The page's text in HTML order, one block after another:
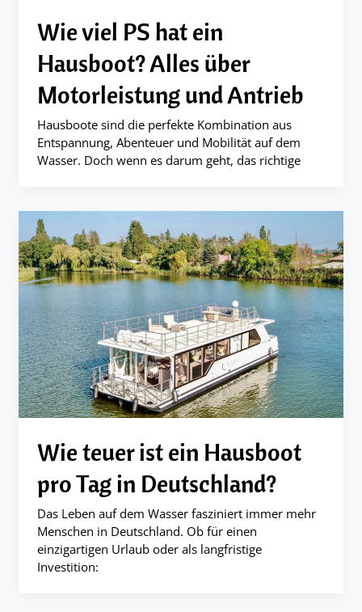
Wie viel PS hat ein
Hausboot? Alles über
Motorleistung und Antrieb
Hausboote sind die perfekte Kombination aus
Entspannung, Abenteuer und Mobilität auf dem
Wasser. Doch wenn es darum geht, das richtige
Wie teuer ist ein Hausboot
pro Tag in Deutschland?
Das Leben auf dem Wasser fasziniert immer mehr
Menschen in Deutschland. Ob für einen
einzigartigen Urlaub oder als langfristige
Investition: